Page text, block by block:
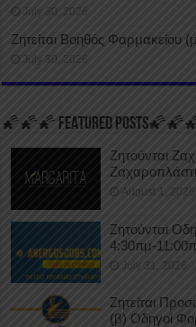
July 30, 2026
Ζητείται Βοηθός Φαρμακείου
July 30, 2026
🌠🌠🌠 FEATURED
Ζητούνται
August 1, 2026
Ζητούνται
4:30πμ-
July 31, 2026
Ζητείται
(β) Οδηγοί